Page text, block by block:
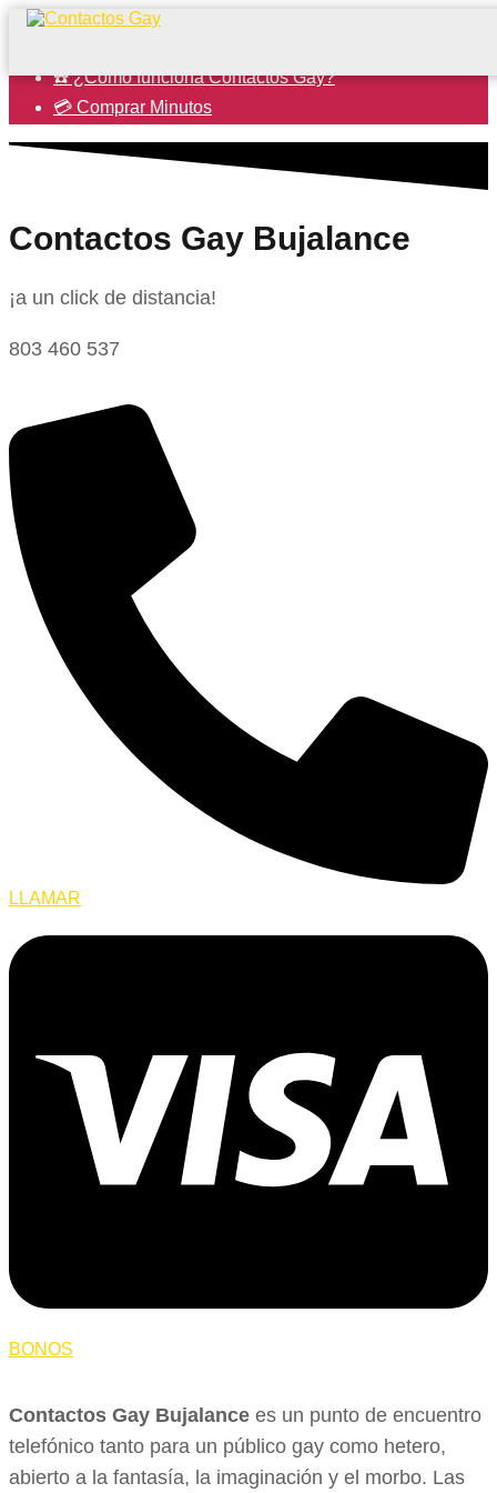
☎️ ¿Cómo funciona Contactos Gay?
💳 Comprar Minutos
Contactos Gay Bujalance
¡a un click de distancia!
803 460 537
LLAMAR
BONOS
Contactos Gay Bujalance es un punto de encuentro
telefónico tanto para un público gay como hetero,
abierto a la fantasía, la imaginación y el morbo. Las